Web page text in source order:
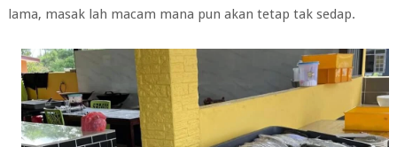
lama, masak lah macam mana pun akan tetap tak sedap.